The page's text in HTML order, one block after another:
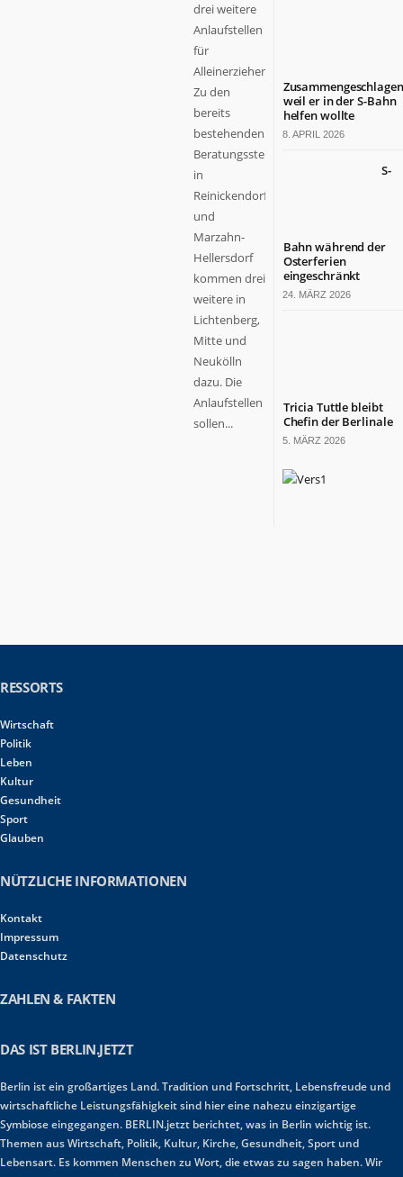
drei weitere
Anlaufstellen
für
Alleinerziehende.
Zu den
bereits
bestehenden
Beratungsstellen
in
Reinickendorf
und
Marzahn-
Hellersdorf
kommen drei
weitere in
Lichtenberg,
Mitte und
Neukölln
dazu. Die
Anlaufstellen
sollen...
weil er in der S-Bahn
helfen wollte
8. APRIL 2026
S-
Bahn während der
Osterferien
eingeschränkt
24. MÄRZ 2026
Tricia Tuttle bleibt
Chefin der Berlinale
5. MÄRZ 2026
RESSORTS
Wirtschaft
Politik
Leben
Kultur
Gesundheit
Sport
Glauben
NÜTZLICHE INFORMATIONEN
Kontakt
Impressum
Datenschutz
ZAHLEN & FAKTEN
DAS IST BERLIN.JETZT
Berlin ist ein großartiges Land. Tradition und Fortschritt, Lebensfreude und
wirtschaftliche Leistungsfähigkeit sind hier eine nahezu einzigartige
Symbiose eingegangen. BERLIN.jetzt berichtet, was in Berlin wichtig ist.
Themen aus Wirtschaft, Politik, Kultur, Kirche, Gesundheit, Sport und
Lebensart. Es kommen Menschen zu Wort, die etwas zu sagen haben. Wir